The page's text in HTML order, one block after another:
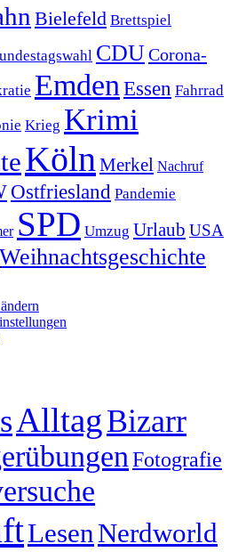
Bielefeld Brettspiel
CDUCorona-
Emden Essen Fahrrad
Krieg Krimi
Köln Merkel Nachruf
Ostfriesland Pandemie
SPD Umzug Urlaub USA
Weihnachtsgeschichte
AlltagBizarr
Fotografie
LesenNerdworld